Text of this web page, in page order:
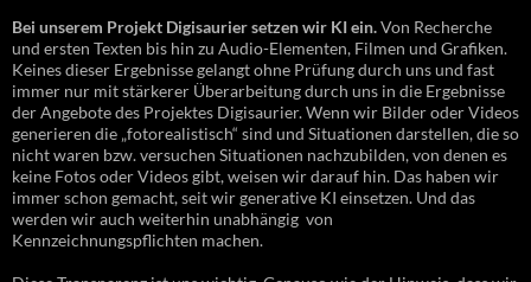
Bei unserem Projekt Digisaurier setzen wir KI ein.Von Recherche
und ersten Texten bis hin zu Audio-Elementen, Filmen und Grafiken.
Keines dieser Ergebnisse gelangt ohne Prüfung durch uns und fast
immer nur mit stärkerer Überarbeitung durch uns in die Ergebnisse
der Angebote des Projektes Digisaurier. Wenn wir Bilder oder Videos
generieren die „fotorealistisch“ sind und Situationen darstellen, die so
nicht waren bzw. versuchen Situationen nachzubilden, von denen es
keine Fotos oder Videos gibt, weisen wir darauf hin. Das haben wir
immer schon gemacht, seit wir generative KI einsetzen. Und das
werden wir auch weiterhin unabhängig von
Kennzeichnungspflichten machen.